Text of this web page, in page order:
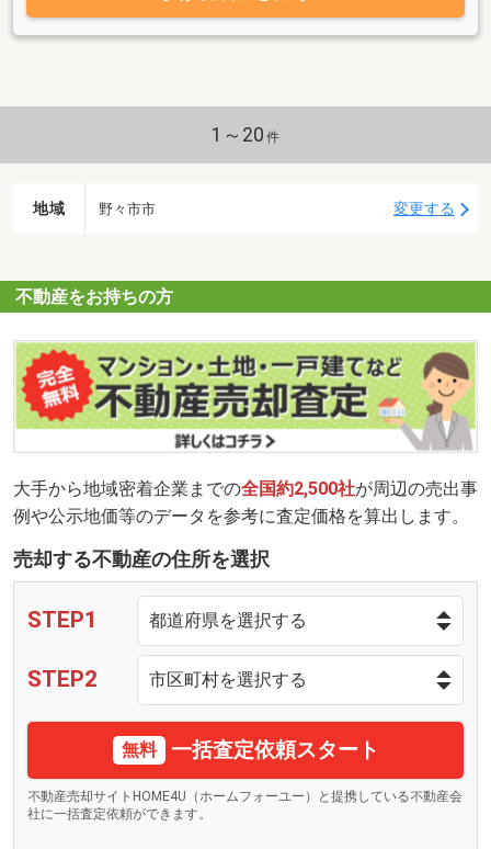
1～20 件
地域 野々市市 変更する
不動産をお持ちの方
大手から地域密着企業までの全国約2,500社が周辺の売出事
例や公示地価等のデータを参考に査定価格を算出します。
売却する不動産の住所を選択
STEP1
STEP2
無料 一括査定依頼スタート
不動産売却サイトHOME4U（ホームフォーユー）と提携している不動産会
社に一括査定依頼ができます。